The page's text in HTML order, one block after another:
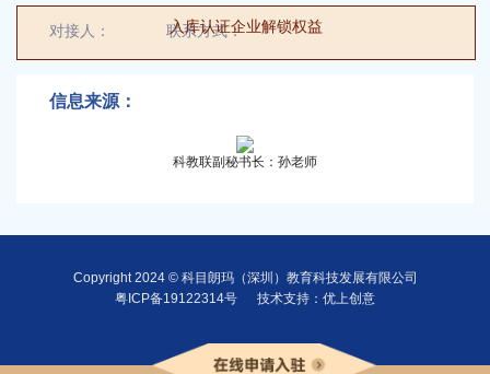
/
科普艺术专委会（筹）寻求大湾区公益
科普艺术海选等系列合作
光明创新岛寻求优质企业入驻
华为云寻求IT项目领域合作 /
入库认证企业解锁权益
对接人： 联系方式：00000000000
信息来源：
科教联副秘书长：孙老师
Copyright 2024 © 科目朗玛（深圳）教育科技发展有限公司
粤ICP备19122314号
技术支持：优上创意